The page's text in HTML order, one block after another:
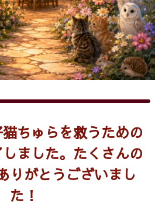
ちゅらを救うための
ました。たくさんの
りがとうございまし
た！